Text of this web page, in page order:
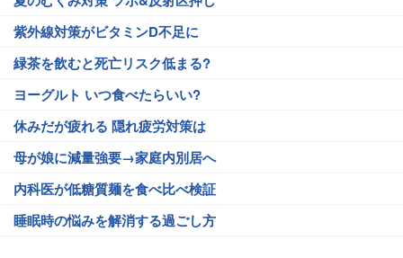
紫外線対策がビタミンD不足に
緑茶を飲むと死亡リスク低まる?
ヨーグルト いつ食べたらいい?
休みだが疲れる 隠れ疲労対策は
母が娘に減量強要→家庭内別居へ
内科医が低糖質麺を食べ比べ検証
睡眠時の悩みを解消する過ごし方